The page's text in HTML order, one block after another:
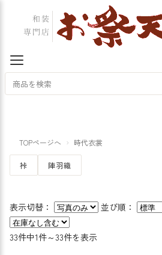
TOPページへ 時代衣裳
裃 陣羽織
表示切替： 並び順：
33件中1件～33件を表示